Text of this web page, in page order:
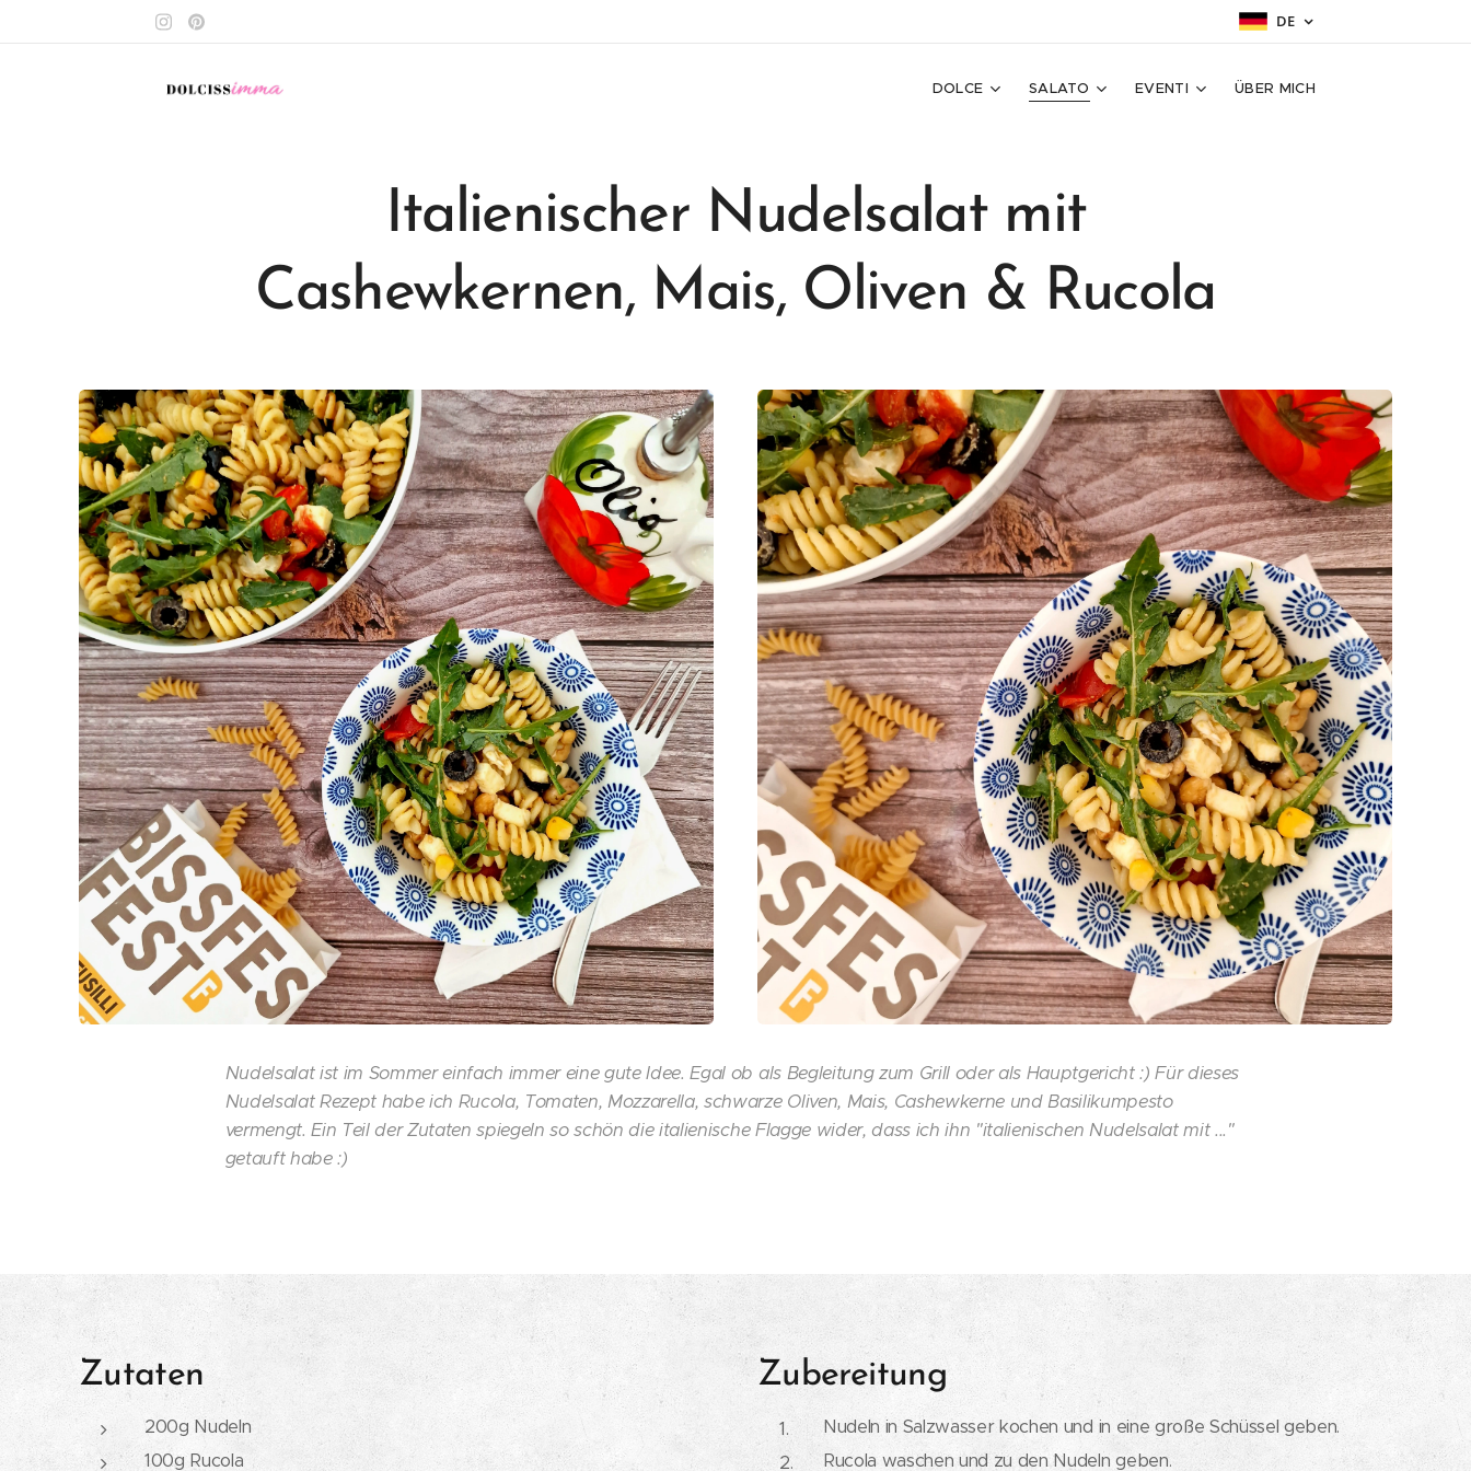
DE
DOLCE SALATO EVENTI ÜBER MICH
Italienischer Nudelsalat mit
Cashewkernen, Mais, Oliven & Rucola
Nudelsalat ist im Sommer einfach immer eine gute Idee. Egal ob als Begleitung zum Grill oder als Hauptgericht :) Für dieses
Nudelsalat Rezept habe ich Rucola, Tomaten, Mozzarella, schwarze Oliven, Mais, Cashewkerne und Basilikumpesto
vermengt. Ein Teil der Zutaten spiegeln so schön die italienische Flagge wider, dass ich ihn "italienischen Nudelsalat mit ..."
getauft habe :)
Zutaten
200g Nudeln
100g Rucola
Zubereitung
Nudeln in Salzwasser kochen und in eine große Schüssel geben.
Rucola waschen und zu den Nudeln geben.